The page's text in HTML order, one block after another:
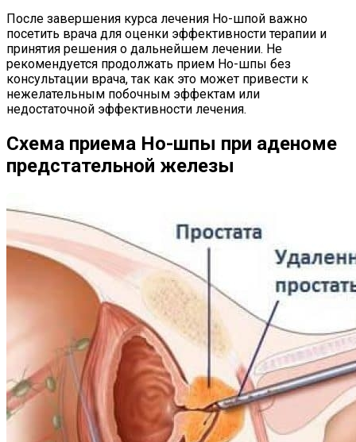
После завершения курса лечения Но-шпой важно
посетить врача для оценки эффективности терапии и
принятия решения о дальнейшем лечении. Не
рекомендуется продолжать прием Но-шпы без
консультации врача, так как это может привести к
нежелательным побочным эффектам или
недостаточной эффективности лечения.
Схема приема Но-шпы при аденоме
предстательной железы